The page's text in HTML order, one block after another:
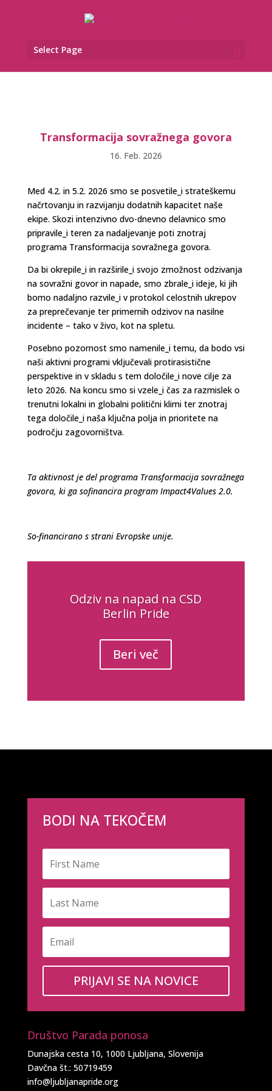
Select Page
Transformacija sovražnega govora
16. Feb. 2026
Med 4.2. in 5.2. 2026 smo se posvetile_i strateškemu
načrtovanju in razvijanju dodatnih kapacitet naše
ekipe. Skozi intenzivno dvo-dnevno delavnico smo
pripravile_i teren za nadaljevanje poti znotraj
programa Transformacija sovražnega govora.
Da bi okrepile_i in razširile_i svojo zmožnost odzivanja
na sovražni govor in napade, smo zbrale_i ideje, ki jih
bomo nadaljno razvile_i v protokol celostnih ukrepov
za preprečevanje ter primernih odzivov na nasilne
incidente – tako v živo, kot na spletu.
Posebno pozornost smo namenile_i temu, da bodo vsi
naši aktivni programi vključevali protirasistične
perspektive in v skladu s tem določile_i nove cilje za
leto 2026. Na koncu smo si vzele_i čas za razmislek o
trenutni lokalni in globalni politični klimi ter znotraj
tega določile_i naša ključna polja in prioritete na
področju zagovorništva.
Ta aktivnost je del programa Transformacija sovražnega
govora, ki ga sofinancira program Impact4Values 2.0.
So-financirano s strani Evropske unije.
Odziv na napad na CSD
Berlin Pride
Beri več
BODI NA TEKOČEM
PRIJAVI SE NA NOVICE
Društvo Parada ponosa
Dunajska cesta 10, 1000 Ljubljana, Slovenija
Davčna št.: 50719459
info@ljubljanapride.org